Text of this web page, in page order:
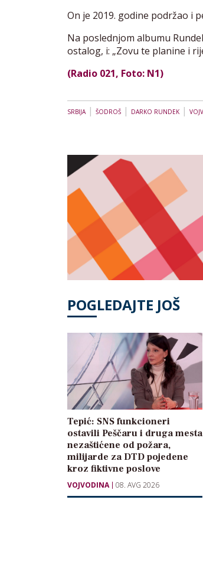
On je 2019. godine podržao i
Na poslednjom albumu
ostalog, i: „Zovu te planine i
(Radio 021, Foto: N1)
SRBIJA| ŠODROŠ | DARKO RUNDEK |
POGLEDAJTE JOŠ
Tepić: SNS funkcioneri
ostavili Peščaru i druga mesta
nezaštićene od požara,
milijarde za DTD pojedene
kroz fiktivne poslove
VOJVODINA 08. AVG 2026